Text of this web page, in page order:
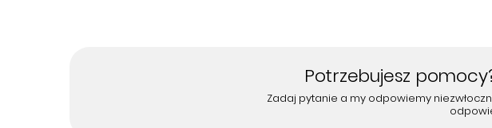
Potrzebujesz
Zadaj pytanie a my odpowiemy